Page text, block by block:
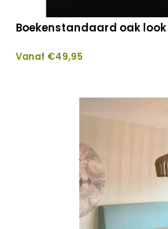
Boekenstandaard oak look
Vanaf €49,95